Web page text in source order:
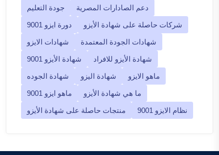
جودة التعليم دعم الصادارات المصرية
دورة ايزو 9001 شركات حاصلة على شهادة الأيزو
شهادات الايزو شهادات الجودة المعتمدة
شهادة الأيزو 9001 شهادة الأيزو للافراد
شهادة الجوده شهادة اليزو ماهو الايزو
ماهو ايزو 9001 ما هي شهادة الأيزو
منتجات حاصلة على شهادة الأيزو نظام الايزو 9001